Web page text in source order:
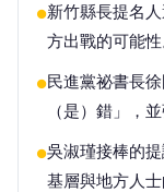
●新竹縣長提名
方出戰的可能性
●民進黨祕書長
（是）錯」，
●吳淑瑾接棒的
基層與地方人